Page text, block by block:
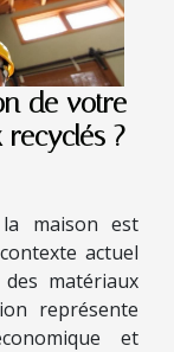
de votre
?
la maison est
actuel
matériaux
représente
et